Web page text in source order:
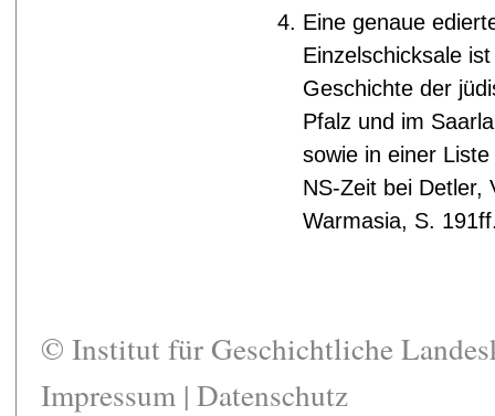
Eine genaue
Einzelschicksale
Geschichte der
Pfalz und im
sowie in einer
NS-Zeit bei Detler,
Warmasia, S.
© Institut für Geschichtliche
Impressum |Datenschutz